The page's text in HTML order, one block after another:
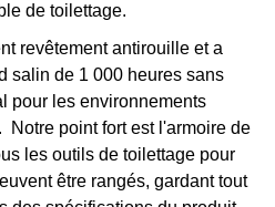
de toilettage.
revêtement antirouille et a
salin de 1 000 heures sans
pour les environnements
Notre point fort est l'armoire de
les outils de toilettage pour
être rangés, gardant tout